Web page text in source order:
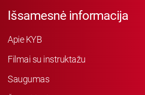
Išsamesnė informacija
Apie KYB
Filmai su instruktažu
Saugumas